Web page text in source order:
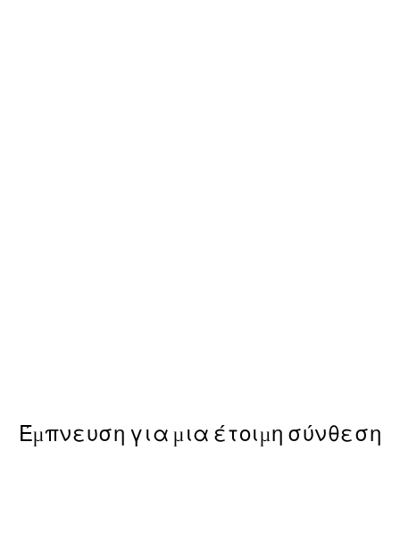
Έμπνευση για μια έτοιμη σύνθεση